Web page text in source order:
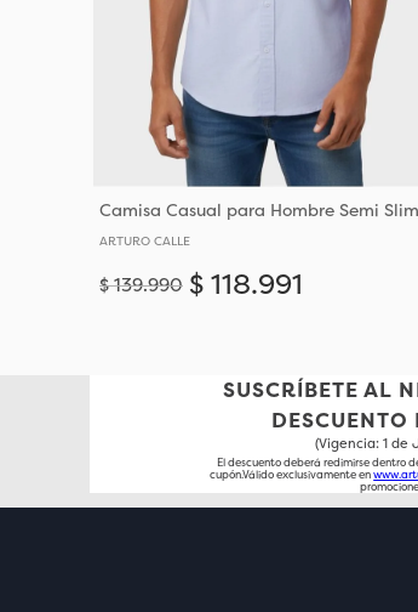
ARTURO CALLE
$ 139.990 $ 118.991
SUSCRÍBETE AL
(Vigencia: 1 de
El descuento deberá redimirse dentro
cupón.Válido exclusivamente en